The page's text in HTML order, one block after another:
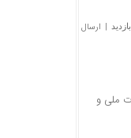
| ارسال
ملی و